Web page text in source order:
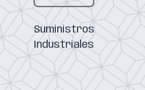
Suministros
Industriales